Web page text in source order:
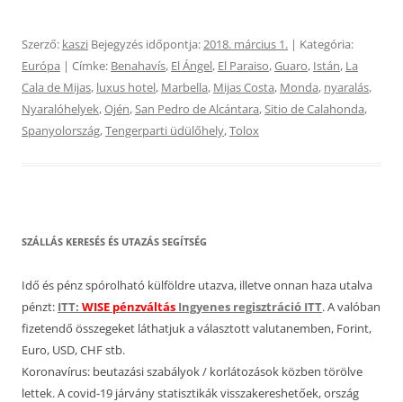
Szerző: kaszi Bejegyzés időpontja:2018. március 1. | Kategória:
Európa | Címke: Benahavís, El Ángel, El Paraiso,Guaro, Istán, La
Cala de Mijas, luxus hotel, Marbella, Mijas Costa, Monda, nyaralás,
Nyaralóhelyek,Ojén,San Pedro de Alcántara,Sitio de Calahonda,
Spanyolország,Tengerparti üdülőhely,Tolox
SZÁLLÁS KERESÉS ÉS UTAZÁS SEGÍTSÉG
Idő és pénz spórolható külföldre utazva, illetve onnan haza utalva
pénzt: ITT: WISE pénzváltás Ingyenes regisztráció ITT. A valóban
fizetendő összegeket láthatjuk a választott valutanemben, Forint,
Euro, USD, CHF stb.
Koronavírus: beutazási szabályok / korlátozások közben törölve
lettek. A covid-19 járvány statisztikák visszakereshetőek, ország